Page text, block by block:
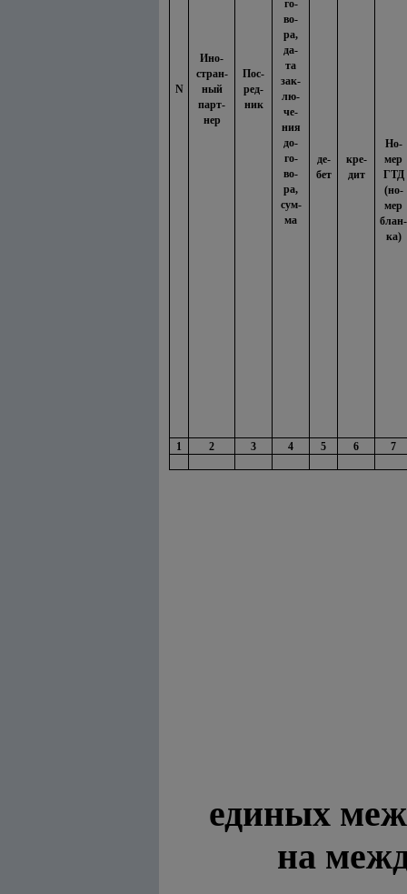
N
Ино-
стран-
ный
парт-
нер
Пос-
ред-
ник
го-
во-
ра,
да-
та
зак-
лю-
че-
ния
до-
го-
во-
ра,
сум-
ма
де-
бет
кре-
дит
Но-
мер
ГТД
(но-
мер
блан-
ка)
1 2 3 4 5 6 7
единых
на